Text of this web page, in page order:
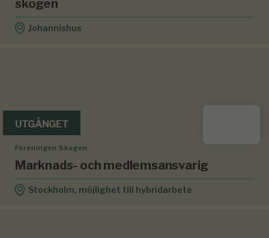
skogen
Johannishus
UTGÅNGET
Föreningen Skogen
Marknads- och medlemsansvarig
Stockholm, möjlighet till hybridarbete